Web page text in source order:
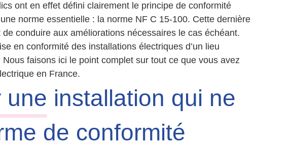
ont en effet défini clairement le principe de conformité
norme essentielle : la norme NF C 15-100. Cette dernière
conduire aux améliorations nécessaires le cas échéant.
en conformité des installations électriques d’un lieu
faisons ici le point complet sur tout ce que vous avez
en France.
une installation qui ne
de conformité